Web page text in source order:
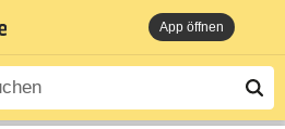
App öffnen